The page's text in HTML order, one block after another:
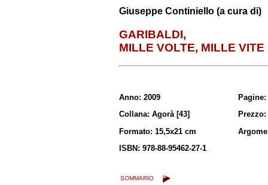
Giuseppe Continiello (a cura di)
GARIBALDI,
MILLE VOLTE, MILLE VITE
Anno: 2009
Collana: Agorà [43]
Formato: 15,5x21 cm
ISBN: 978-88-95462-27-1
SOMMARIO
Pagine:
Prezzo: